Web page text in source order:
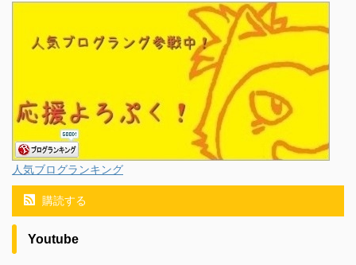
人気ブログランキング
購読する
Youtube